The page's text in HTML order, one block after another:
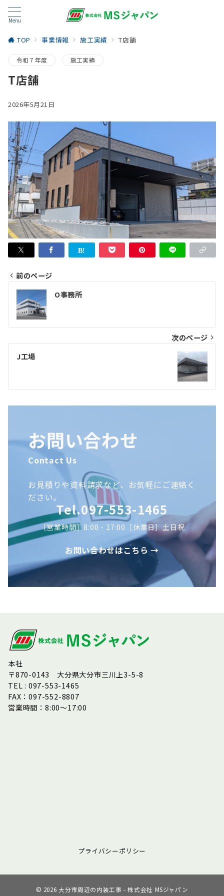
Menu
TOP 事業情報 施工実績 T店舗
令和７年度 施工実績
T店舗
2026年5月21日
投
稿
ナ
ビ
ゲ
シ
ョ
前のページ
O事務所
次のページ
J工場
お問い合わせ
Contact Us
お見積りや資料請求など、お気軽にご連絡く
ださい。
Tel.097-553-1465
［営業時間］8:00 - 17:00［休業日］土日祝
お問い合わせはこちら →
本社
〒870-0143 大分県大分市三川上3-5-8
TEL : 097-553-1465
FAX：097-552-8807
営業時間：8:00～17:00
プライバシーポリシー
© 2026大分市周辺の内装工事 - 株式会社 MSジャパン